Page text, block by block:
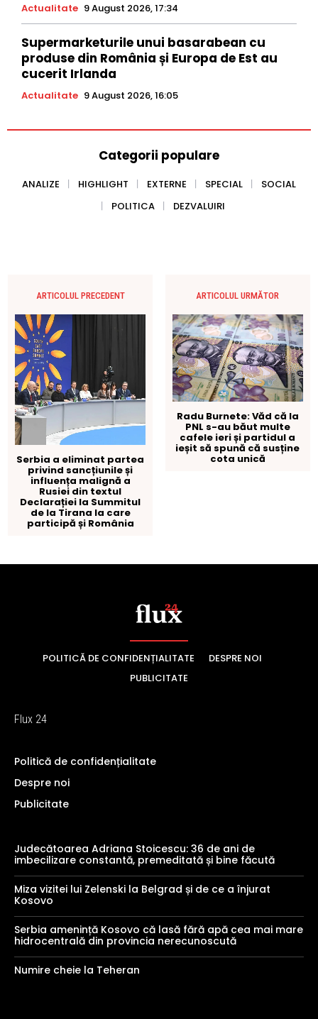
POLITICĂ DE CONFIDENȚIALITATE
DESPRE NOI
PUBLICITATE
Flux 24
Politică de confidențialitate
Despre noi
Publicitate
Judecătoarea Adriana Stoicescu: 36 de ani de
imbecilizare constantă, premeditată și bine făcută
Miza vizitei lui Zelenski la Belgrad și de ce a înjurat
Kosovo
Serbia amenință Kosovo că lasă fără apă cea mai mare
hidrocentrală din provincia nerecunoscută
Numire cheie la Teheran